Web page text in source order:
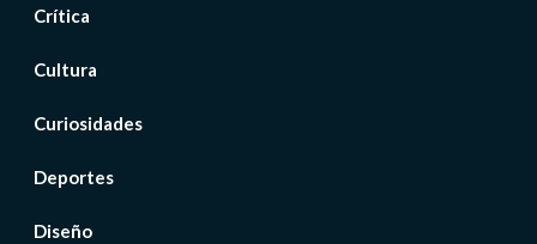
Crítica
Cultura
Curiosidades
Deportes
Diseño